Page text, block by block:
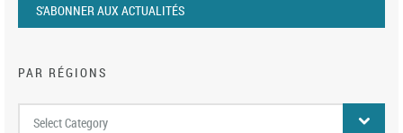
S'ABONNER AUX ACTUALITÉS
PAR RÉGIONS
Par
régions
Select Category